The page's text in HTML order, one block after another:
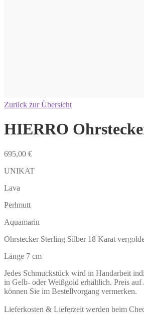
Zurück zur Übersicht
HIERRO
695,00 €
UNIKAT
Lava
Perlmutt
Aquamarin
Ohrstecker Sterling Silber 18 Karat
Länge 7 cm
Jedes Schmuckstück wird in Handarbeit
in Gelb- oder Weißgold erhältlich. Preis
können Sie im Bestellvorgang vermerken.
Lieferkosten & Lieferzeit werden beim